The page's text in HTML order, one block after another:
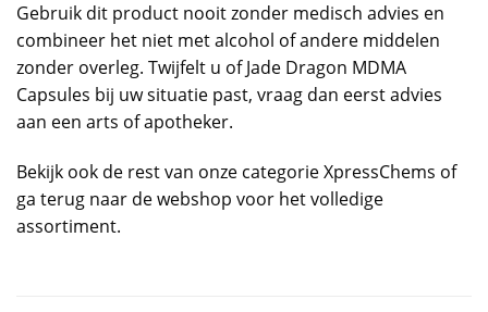
Gebruik dit product nooit zonder medisch advies en
combineer het niet met alcohol of andere middelen
zonder overleg. Twijfelt u of Jade Dragon MDMA
Capsules bij uw situatie past, vraag dan eerst advies
aan een arts of apotheker.
Bekijk ook de rest van onze categorieXpressChems of
ga terug naar dewebshop voor het volledige
assortiment.